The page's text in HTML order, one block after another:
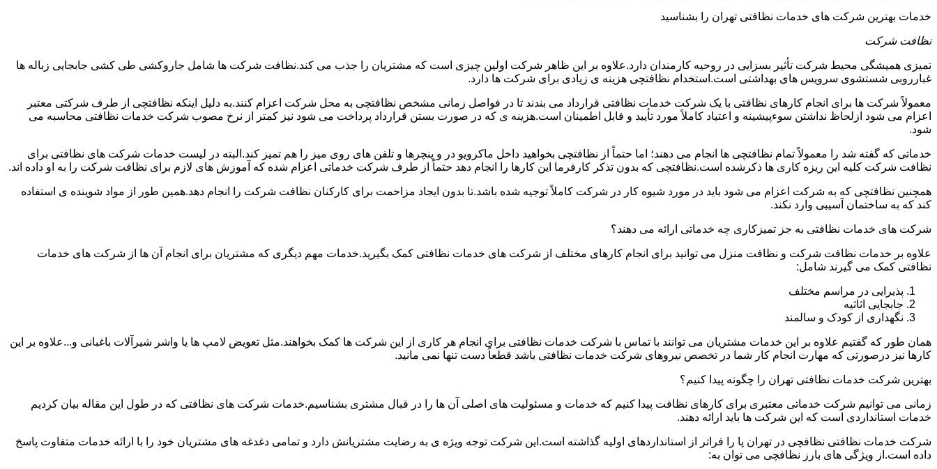
خدمات بهترین شرکت های خدمات نظافتی تهران را بشناسید
نظافت شرکت
تمیزی همیشگی محیط شرکت تأثیر بسزایی در روحیه کارمندان دارد.علاوه بر این ظاهر شرکت اولین چیزی است که مشتریان را جذب می کند.نظافت شرکت ها شامل جاروکشی طی کشی جابجایی زباله ها
غبارروبی شستشوی سرویس های بهداشتی است.استخدام نظافتچی هزینه ی زیادی برای شرکت ها دارد.
معمولاً شرکت ها برای انجام کارهای نظافتی با یک شرکت خدمات نظافتی قرارداد می بندند تا در فواصل زمانی مشخص نظافتچی به محل شرکت اعزام کنند.به دلیل اینکه نظافتچی از طرف شرکتی معتبر
اعزام می شود ازلحاظ نداشتن سوءپیشینه و اعتیاد کاملاً مورد تأیید و قابل اطمینان است.هزینه ی که در صورت بستن قرارداد پرداخت می شود نیز کمتر از نرخ مصوب شرکت خدمات نظافتی محاسبه می
شود.
خدماتی که گفته شد را معمولاً تمام نظافتچی ها انجام می دهند؛ اما حتماً از نظافتچی بخواهید داخل ماکرویو در و پنچرها و تلفن های روی میز را هم تمیز کند.البته در لیست خدمات شرکت های نظافتی برای
نظافت شرکت کلیه این ریزه کاری ها ذکرشده است.نظافتچی که بدون تذکر کارفرما این کارها را انجام دهد حتماً از طرف شرکت خدماتی اعزام شده که آموزش های لازم برای نظافت شرکت را به او داده اند.
همچنین نظافتچی که به شرکت اعزام می شود باید در مورد شیوه کار در شرکت کاملاً توجیه شده باشد.تا بدون ایجاد مزاحمت برای کارکنان نظافت شرکت را انجام دهد.همین طور از مواد شوینده ی استفاده
کند که به ساختمان آسیبی وارد نکند.
شرکت های خدمات نظافتی به جز تمیزکاری چه خدماتی ارائه می دهند؟
علاوه بر خدمات نظافت شرکت و نظافت منزل می توانید برای انجام کارهای مختلف از شرکت های خدمات نظافتی کمک بگیرید.خدمات مهم دیگری که مشتریان برای انجام آن ها از شرکت های خدمات
نظافتی کمک می گیرند شامل:
پذیرایی در مراسم مختلف
جابجایی اثاثیه
نگهداری از کودک و سالمند
همان طور که گفتیم علاوه بر این خدمات مشتریان می توانند با تماس با شرکت خدمات نظافتی برای انجام هر کاری از این شرکت ها کمک بخواهند.مثل تعویض لامپ ها یا واشر شیرآلات باغبانی و...علاوه بر این
کارها نیز درصورتی که مهارت انجام کار شما در تخصص نیروهای شرکت خدمات نظافتی باشد قطعاً دست تنها نمی مانید.
بهترین شرکت خدمات نظافتی تهران را چگونه پیدا کنیم؟
زمانی می توانیم شرکت خدماتی معتبری برای کارهای نظافت پیدا کنیم که خدمات و مسئولیت های اصلی آن ها را در قبال مشتری بشناسیم.خدمات شرکت های نظافتی که در طول این مقاله بیان کردیم
خدمات استانداردی است که این شرکت ها باید ارائه دهند.
شرکت خدمات نظافتی نظافچی در تهران پا را فراتر از استانداردهای اولیه گذاشته است.این شرکت توجه ویژه ی به رضایت مشتریانش دارد و تمامی دغدغه های مشتریان خود را با ارائه خدمات متفاوت پاسخ
داده است.از ویژگی های بارز نظافچی می توان به: